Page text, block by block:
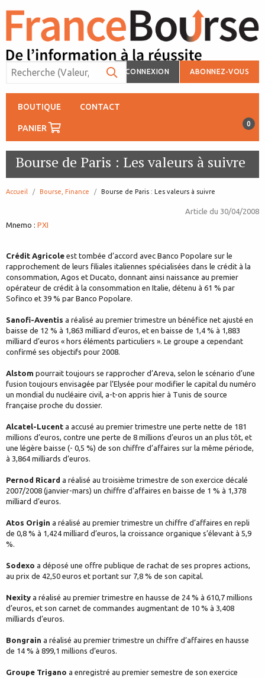
CONNEXION ABONNEZ-VOUS
BOUTIQUE CONTACT
PANIER 0
Bourse de Paris : Les valeurs à suivre
Accueil Bourse, Finance page:
Bourse de Paris : Les valeurs à suivre
Article du 30/04/2008
Mnemo : PXI
Crédit Agricole est tombée d’accord avec Banco Popolare sur le
rapprochement de leurs filiales italiennes spécialisées dans le crédit à la
consommation, Agos et Ducato, donnant ainsi naissance au premier
opérateur de crédit à la consommation en Italie, détenu à 61 % par
Sofinco et 39 % par Banco Popolare.
Sanofi-Aventis a réalisé au premier trimestre un bénéfice net ajusté en
baisse de 12 % à 1,863 milliard d’euros, et en baisse de 1,4 % à 1,883
milliard d’euros « hors éléments particuliers ». Le groupe a cependant
confirmé ses objectifs pour 2008.
Alstom pourrait toujours se rapprocher d’Areva, selon le scénario d’une
fusion toujours envisagée par l’Elysée pour modifier le capital du numéro
un mondial du nucléaire civil, a-t-on appris hier à Tunis de source
française proche du dossier.
Alcatel-Lucent a accusé au premier trimestre une perte nette de 181
millions d’euros, contre une perte de 8 millions d’euros un an plus tôt, et
une légère baisse (- 0,5 %) de son chiffre d’affaires sur la même période,
à 3,864 milliards d’euros.
Pernod Ricard a réalisé au troisième trimestre de son exercice décalé
2007/2008 (janvier-mars) un chiffre d’affaires en baisse de 1 % à 1,378
milliard d’euros.
Atos Origin a réalisé au premier trimestre un chiffre d’affaires en repli
de 0,8 % à 1,424 milliard d’euros, la croissance organique s’élevant à 5,9
%.
Sodexo a déposé une offre publique de rachat de ses propres actions,
au prix de 42,50 euros et portant sur 7,8 % de son capital.
Nexity a réalisé au premier trimestre en hausse de 24 % à 610,7 millions
d’euros, et son carnet de commandes augmentant de 10 % à 3,408
milliards d’euros.
Bongrain a réalisé au premier trimestre un chiffre d’affaires en hausse
de 14 % à 899,1 millions d’euros.
Groupe Trigano a enregistré au premier semestre de son exercice